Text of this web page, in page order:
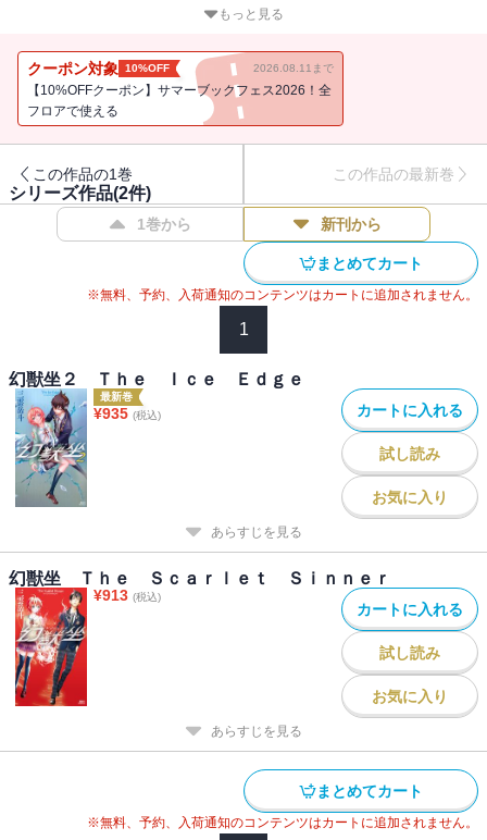
失ったもう一人の「幻獣」憑きの少女だった！ 新たな幻獣坐との
へと巻きこんでいく……！
もっと見る
クーポン対象 10%OFF 2026.08.11まで
【10%OFFクーポン】サマーブックフェス2026！全
フロアで使える
この作品の1巻 この作品の最新巻
シリーズ作品(2件)
1巻から 新刊から
まとめてカート
※無料、予約、入荷通知のコンテンツはカートに追加されません。
1
幻獣坐２ Ｔｈｅ Ｉｃｅ Ｅｄｇｅ
最新巻
¥935 (税込) カートに入れる
試し読み
お気に入り
あらすじを見る
幻獣坐 Ｔｈｅ Ｓｃａｒｌｅｔ Ｓｉｎｎｅｒ
¥913 (税込)
カートに入れる
試し読み
お気に入り
あらすじを見る
まとめてカート
※無料、予約、入荷通知のコンテンツはカートに追加されません。